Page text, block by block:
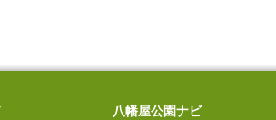
八幡屋公園ナビ